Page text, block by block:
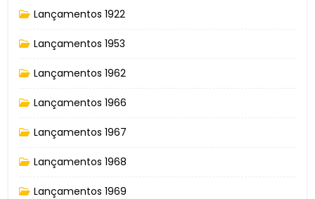
Lançamentos 1922
Lançamentos 1953
Lançamentos 1962
Lançamentos 1966
Lançamentos 1967
Lançamentos 1968
Lançamentos 1969